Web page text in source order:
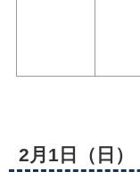
2月1日（日）